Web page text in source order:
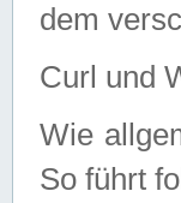
dem
Curl und
Wie
So führt